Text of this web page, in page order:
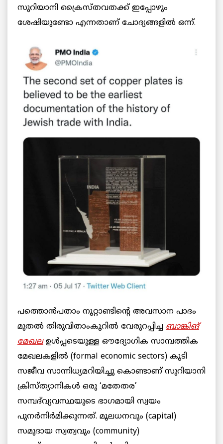
സുറിയാനി ക്രൈസ്തവതക്ക് ഇപ്പോഴും
ശേഷിയുണ്ടോ എന്നതാണ് ചോദ്യങ്ങളിൽ ഒന്ന്.
പത്തൊൻപതാം നൂറ്റാണ്ടിന്റെ അവസാന പാദം
മുതൽ തിരുവിതാംകൂറിൽ വേരുറപ്പിച്ച ബാങ്കിങ്
മേഖലഉൾപ്പടെയുള്ള ഔദ്യോഗിക സാമ്പത്തിക
മേഖലകളിൽ (formal economic sectors) കൂടി
സജീവ സാന്നിധ്യമറിയിച്ചു കൊണ്ടാണ് സുറിയാനി
ക്രിസ്ത്യാനികൾ ഒരു ‘മതേതര’
സമ്പദ്‌വ്യവസ്ഥയുടെ ഭാഗമായി സ്വയം
പുനർനിർമിക്കുന്നത്. മൂലധനവും (capital)
സമുദായ സ്വത്വവും (community)